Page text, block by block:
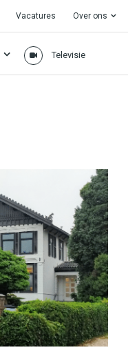
Vacatures Over ons
Televisie